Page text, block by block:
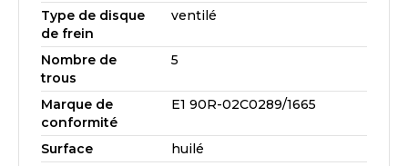
Type de disque
de frein
ventilé
Nombre de
trous
5
Marque de
conformité
E1 90R-02C0289/1665
Surface
huilé